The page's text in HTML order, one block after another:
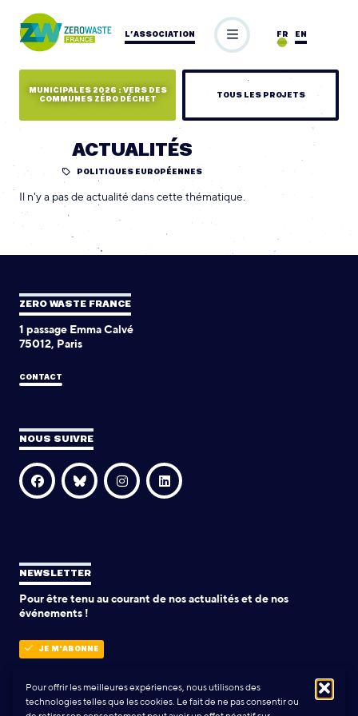
Pour offrir les meilleures expériences, nous utilisons des
technologies telles que les cookies. Le fait de ne pas consentir ou
L’ASSOCIATION EN
FR
MUNICIPALES 2026 : VERS DES
COMMUNES ZÉRO DÉCHET
TOUS LES PROJETS
ACTUALITÉS
POLITIQUES EUROPÉENNES
Il n'y a pas de actualité dans cette thématique.
ZERO WASTE FRANCE
1 passage Emma Calvé
75012, Paris
CONTACT
NOUS SUIVRE
NEWSLETTER
Pour être tenu au courant de nos actualités et de nos
événements !
JE M'ABONNE
POLITIQUE DE CONFIDENTIALITÉ